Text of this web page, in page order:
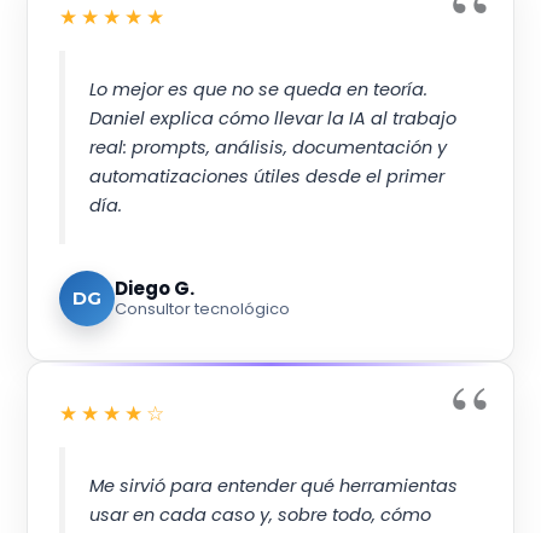
★★★★★
Lo mejor es que no se queda en teoría.
Daniel explica cómo llevar la IA al trabajo
real: prompts, análisis, documentación y
automatizaciones útiles desde el primer
día.
DG Diego G.
Consultor tecnológico
★★★★☆
Me sirvió para entender qué herramientas
usar en cada caso y, sobre todo, cómo